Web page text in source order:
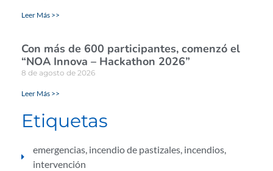
Leer Más >>
Con más de 600 participantes, comenzó el
“NOA Innova – Hackathon 2026”
8 de agosto de 2026
Leer Más >>
Etiquetas
emergencias, incendio de pastizales, incendios,
intervención